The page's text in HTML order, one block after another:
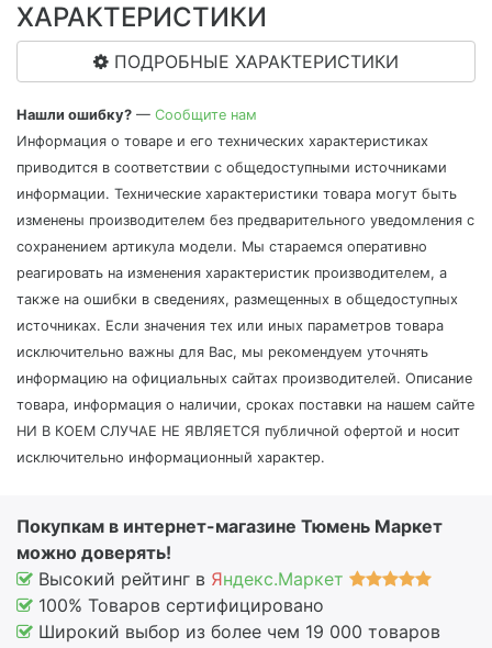
ХАРАКТЕРИСТИКИ
ПОДРОБНЫЕ ХАРАКТЕРИСТИКИ
Нашли ошибку? — Сообщите нам
Информация о товаре и его технических характеристиках
приводится в соответствии с общедоступными источниками
информации. Технические характеристики товара могут быть
изменены производителем без предварительного уведомления с
сохранением артикула модели. Мы стараемся оперативно
реагировать на изменения характеристик производителем, а
также на ошибки в сведениях, размещенных в общедоступных
источниках. Если значения тех или иных параметров товара
исключительно важны для Вас, мы рекомендуем уточнять
информацию на официальных сайтах производителей. Описание
товара, информация о наличии, сроках поставки на нашем сайте
НИ В КОЕМ СЛУЧАЕ НЕ ЯВЛЯЕТСЯ публичной офертой и носит
исключительно информационный характер.
Покупкам в интернет-магазине Тюмень Маркет
можно доверять!
Высокий рейтинг в Яндекс.Маркет
100% Товаров сертифицировано
Широкий выбор из более чем 19 000 товаров